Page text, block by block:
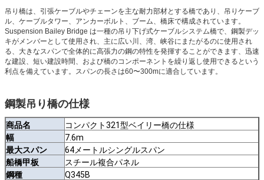
吊り橋は、引張ケーブルやチェーンを主な耐力部材とする橋であり、吊りケーブ
ル、ケーブルタワー、アンカーボルト、ブーム、橋床で構成されています。
Suspension Bailey Bridge は一種の吊り下げ式ケーブルシステム橋で、鋼製デッ
キがメンバーとして使用され、主に広い川、湾、峡谷にまたがるのに使用され
る、大きなスパンで全体的に高張力の鋼の特性を発揮することができます、迅速
な建設、短い建設時間、および橋のコンポーネントを繰り返し使用できるという
利点を備えています。スパンの長さは60〜300mに適合しています。
鋼製吊り橋の仕様
商品名
コンパクト321型ベイリー橋の仕様
幅
7.6m
最大スパン
64メートルシングルスパン
船橋甲板
スチール複合パネル
鋼種
Q345B